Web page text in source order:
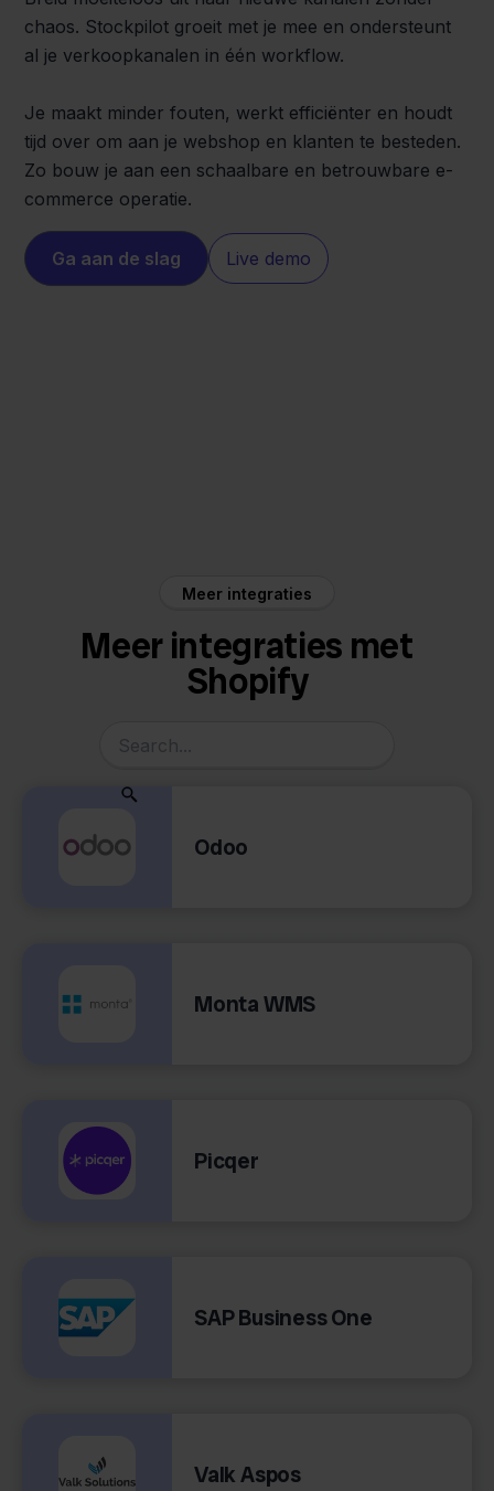
chaos. Stockpilot groeit met je mee en ondersteunt
al je verkoopkanalen in één workflow.
Je maakt minder fouten, werkt efficiënter en houdt
tijd over om aan je webshop en klanten te besteden.
Zo bouw je aan een schaalbare en betrouwbare e-
commerce operatie.
Ga aan de slag Live demo
Meer integraties
Meer integraties met
Shopify
Odoo
Monta WMS
Picqer
SAP Business One
Valk Aspos